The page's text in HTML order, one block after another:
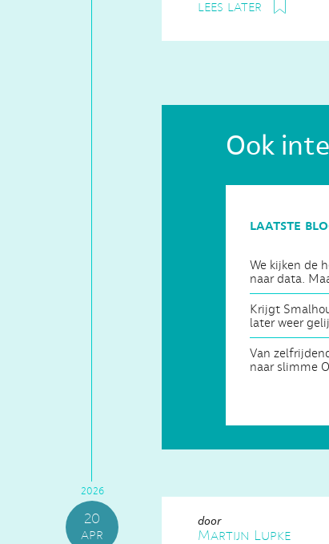
lees later
Ook
laatste
We kijken de
naar data.
Krijgt
later weer
Van
naar slimme
2026
20
apr
door
Martijn Lupke